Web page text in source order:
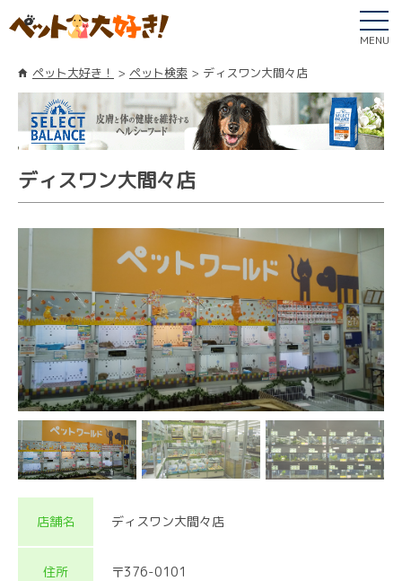
MENU
ペット大好き！ ペット検索 ディスワン大間々店
ディスワン大間々店
店舗名 ディスワン大間々店
住所
〒376-0101